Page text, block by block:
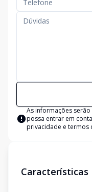
As informações
possa entrar em
privacidade e termos
Características